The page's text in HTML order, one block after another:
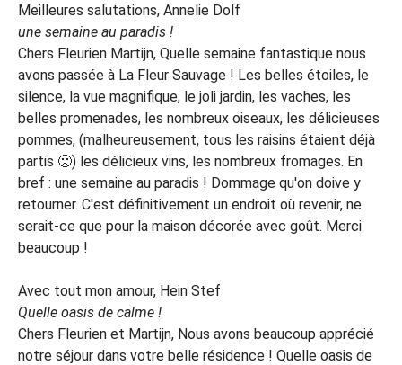
Meilleures salutations, Annelie Dolf
une semaine au paradis !
Chers Fleurien Martijn, Quelle semaine fantastique nous
avons passée à La Fleur Sauvage ! Les belles étoiles, le
silence, la vue magnifique, le joli jardin, les vaches, les
belles promenades, les nombreux oiseaux, les délicieuses
pommes, (malheureusement, tous les raisins étaient déjà
partis 🙁) les délicieux vins, les nombreux fromages. En
bref : une semaine au paradis ! Dommage qu'on doive y
retourner. C'est définitivement un endroit où revenir, ne
serait-ce que pour la maison décorée avec goût. Merci
beaucoup !
Avec tout mon amour, Hein Stef
Quelle oasis de calme !
Chers Fleurien et Martijn, Nous avons beaucoup apprécié
notre séjour dans votre belle résidence ! Quelle oasis de